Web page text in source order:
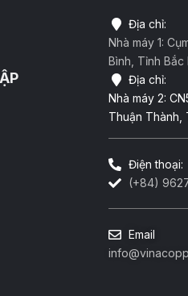
Địa chỉ:
Nhà máy 1:
Bình, Tỉnh Bắc
Địa chỉ:
Nhà máy 2:
Thuận Thành,
Điện thoại:
(+84)
Email